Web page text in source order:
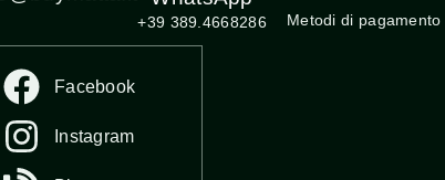
+39 389.4668286 Metodi di pagamento
Facebook
Instagram